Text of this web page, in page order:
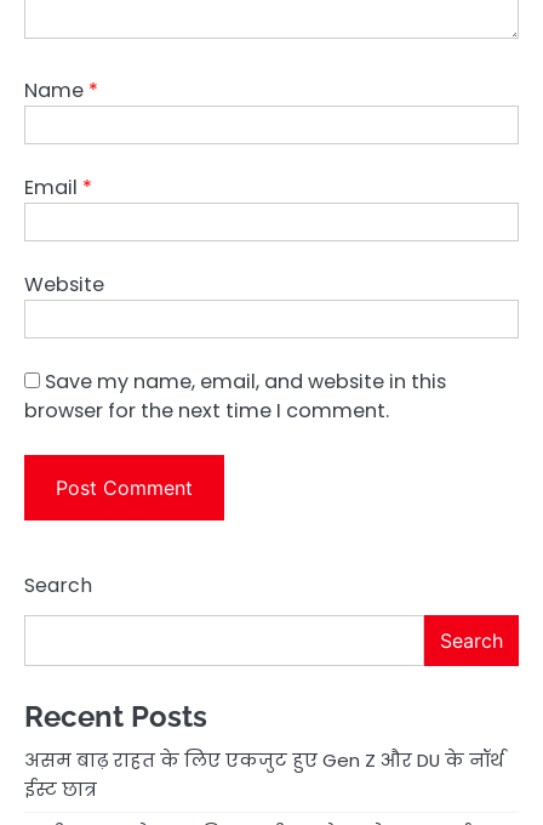
Name *
Email *
Website
Save my name, email, and website in this
browser for the next time I comment.
Search
Search
Recent Posts
असम बाढ़ राहत के लिए एकजुट हुए Gen Z और DU के नॉर्थ
ईस्ट छात्र